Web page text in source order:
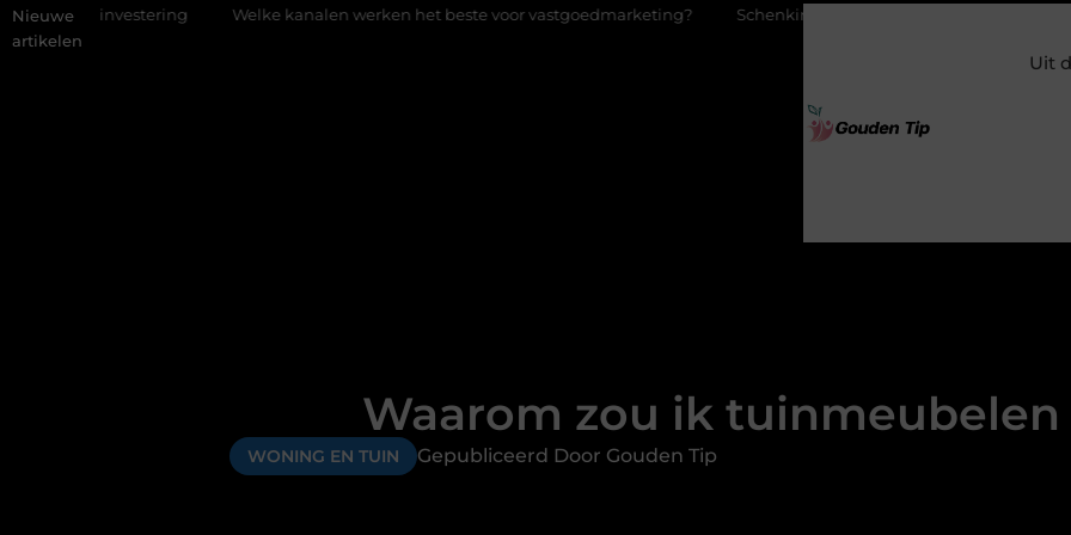
Nieuwe
artikelen
Welke kanalen werken het beste voor vastgoedmarketing? Schenking aan een goed doel: waarom geven zoveel
Uit
Waarom zou ik tuinmeubelen
WONING EN TUIN Gepubliceerd Door Gouden Tip